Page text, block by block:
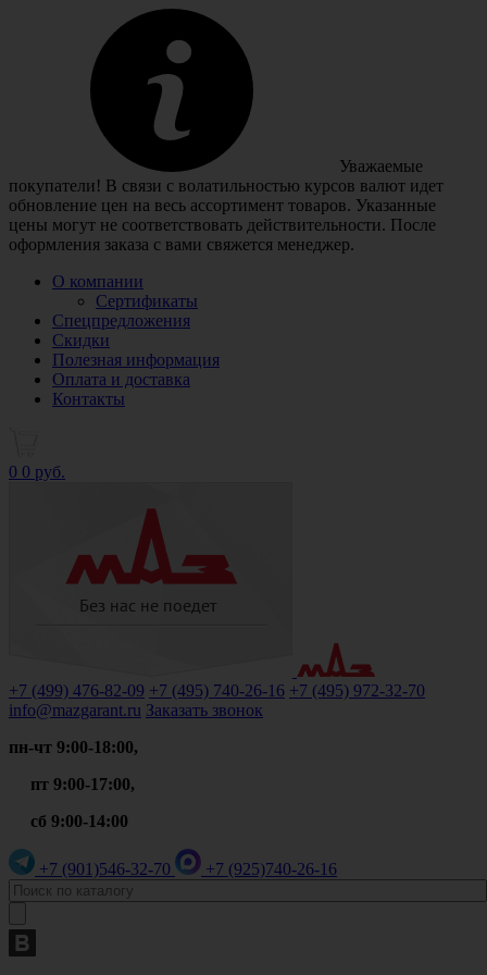
Уважаемые
покупатели! В связи с волатильностью курсов валют идет
обновление цен на весь ассортимент товаров. Указанные
цены могут не соответствовать действительности. После
оформления заказа с вами свяжется менеджер.
О компании
Сертификаты
Спецпредложения
Скидки
Полезная информация
Оплата и доставка
Контакты
0 0 руб.
+7 (499) 476-82-09 +7 (495) 740-26-16 +7 (495) 972-32-70
info@mazgarant.ru Заказать звонок
пн-чт 9:00-18:00,
пт 9:00-17:00,
сб 9:00-14:00
+7 (901)546-32-70 +7 (925)740-26-16